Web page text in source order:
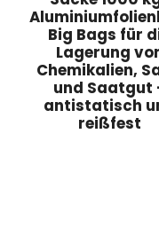
Big Bags für
Lagerung
Chemikalien,
und Saatgut
antistatisch
reißfest